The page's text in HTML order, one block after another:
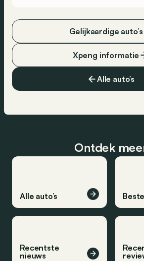
Alle auto’s
Xpeng informatie
Gelijkaardige auto’s
Ontdek
Alle auto’s
Recentste
nieuws